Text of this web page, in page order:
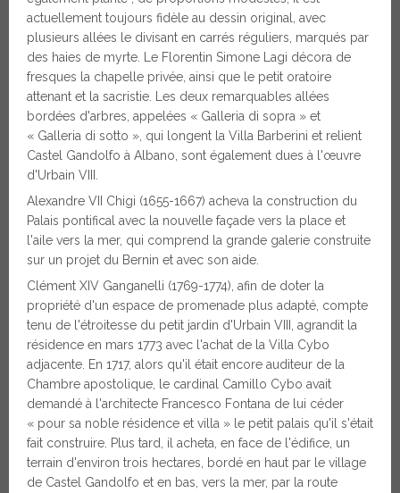
actuellement toujours fidèle au dessin original, avec
plusieurs allées le divisant en carrés réguliers, marqués par
des haies de myrte. Le Florentin Simone Lagi décora de
fresques la chapelle privée, ainsi que le petit oratoire
attenant et la sacristie. Les deux remarquables allées
bordées d'arbres, appelées « Galleria di sopra » et
« Galleria di sotto », qui longent la Villa Barberini et relient
Castel Gandolfo à Albano, sont également dues à l'œuvre
d'Urbain VIII.
Alexandre VII Chigi (1655-1667) acheva la construction du
Palais pontifical avec la nouvelle façade vers la place et
l'aile vers la mer, qui comprend la grande galerie construite
sur un projet du Bernin et avec son aide.
Clément XIV Ganganelli (1769-1774), afin de doter la
propriété d'un espace de promenade plus adapté, compte
tenu de l'étroitesse du petit jardin d'Urbain VIII, agrandit la
résidence en mars 1773 avec l'achat de la Villa Cybo
adjacente. En 1717, alors qu'il était encore auditeur de la
Chambre apostolique, le cardinal Camillo Cybo avait
demandé à l'architecte Francesco Fontana de lui céder
« pour sa noble résidence et villa » le petit palais qu'il s'était
fait construire. Plus tard, il acheta, en face de l'édifice, un
terrain d'environ trois hectares, bordé en haut par le village
de Castel Gandolfo et en bas, vers la mer, par la route